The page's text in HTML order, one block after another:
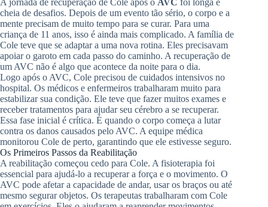
cheia de desafios. Depois de um evento tão sério, o corpo e a
mente precisam de muito tempo para se curar. Para uma
criança de 11 anos, isso é ainda mais complicado. A família de
Cole teve que se adaptar a uma nova rotina. Eles precisavam
apoiar o garoto em cada passo do caminho. A recuperação de
um AVC não é algo que acontece da noite para o dia.
Logo após o AVC, Cole precisou de cuidados intensivos no
hospital. Os médicos e enfermeiros trabalharam muito para
estabilizar sua condição. Ele teve que fazer muitos exames e
receber tratamentos para ajudar seu cérebro a se recuperar.
Essa fase inicial é crítica. É quando o corpo começa a lutar
contra os danos causados pelo AVC. A equipe médica
monitorou Cole de perto, garantindo que ele estivesse seguro.
Os Primeiros Passos da Reabilitação
A reabilitação começou cedo para Cole. A fisioterapia foi
essencial para ajudá-lo a recuperar a força e o movimento. O
AVC pode afetar a capacidade de andar, usar os braços ou até
mesmo segurar objetos. Os terapeutas trabalharam com Cole